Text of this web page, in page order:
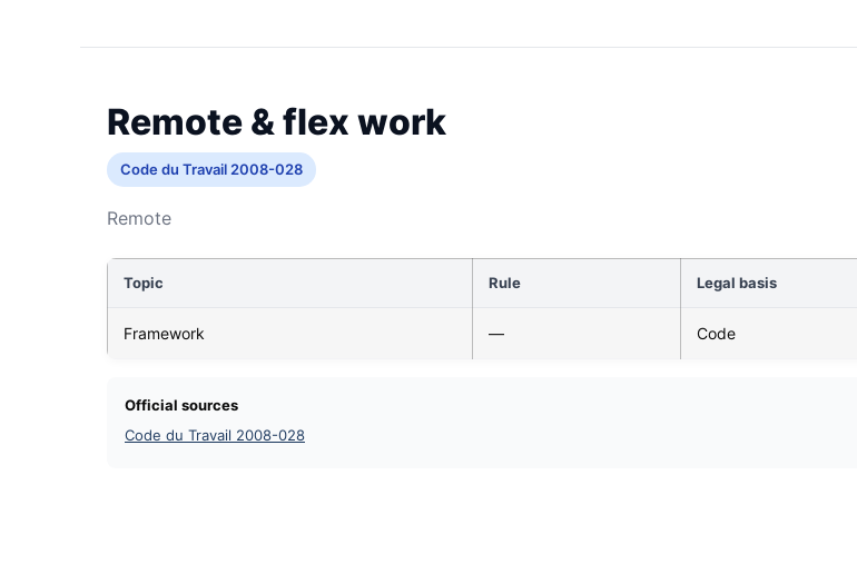
Remote & flex work
Code du Travail 2008-028
Remote
Topic Rule Legal basis
Framework — Code
Official sources
Code du Travail 2008-028